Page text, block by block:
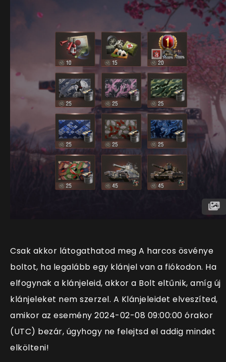
Csak akkor látogathatod meg A harcos ösvénye
boltot, ha legalább egy klánjel van a fiókodon. Ha
elfogynak a klánjeleid, akkor a Bolt eltűnik, amíg új
klánjeleket nem szerzel. A Klánjeleidet elveszíted,
amikor az esemény 2024-02-08 09:00:00 órakor
(UTC) bezár, úgyhogy ne felejtsd el addig mindet
elkölteni!